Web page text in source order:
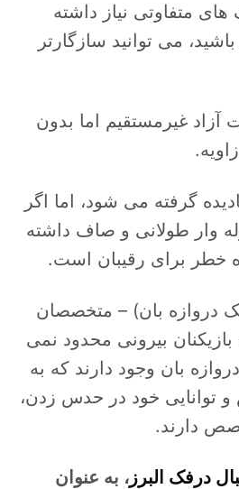
متفاوتی نیاز داشته
می توانید سازگارتر
آزاد غیرمستقیم اما بدون
گرفته می شود، اما اگر
وار طولانی و صاف داشته
خطر برای رقیبان است.
یک دروازه بان) – متخصصان
بیرونی محدود نمی
بان وجود دارند که به
توانایی خود در حدس زدن،
دارند.
درفک البرز، به عنوان